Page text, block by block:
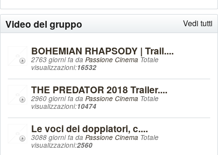
Vedi tutti
Video del gruppo
BOHEMIAN RHAPSODY | Trail....
2763 giorni fa da Passione Cinema Totale
visualizzazioni:16532
THE PREDATOR 2018 Trailer....
2960 giorni fa da Passione Cinema Totale
visualizzazioni:10474
Le voci dei doppiatori, c....
3088 giorni fa da Passione Cinema Totale
visualizzazioni:2560